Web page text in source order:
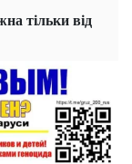
тільки від